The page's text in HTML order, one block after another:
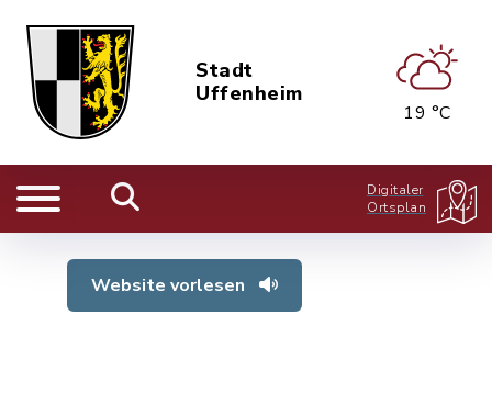
Stadt
Uffenheim
19 °C
Digitaler
Ortsplan
Website vorlesen